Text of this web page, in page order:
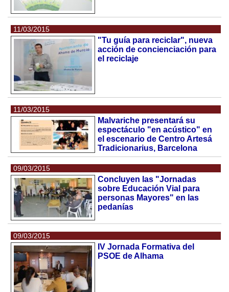
11/03/2015
"Tu guía para reciclar", nueva
acción de concienciación para
el reciclaje
11/03/2015
Malvariche presentará su
espectáculo "en acústico" en
el escenario de Centro Artesá
Tradicionarius, Barcelona
09/03/2015
Concluyen las "Jornadas
sobre Educación Vial para
personas Mayores" en las
pedanías
09/03/2015
IV Jornada Formativa del
PSOE de Alhama